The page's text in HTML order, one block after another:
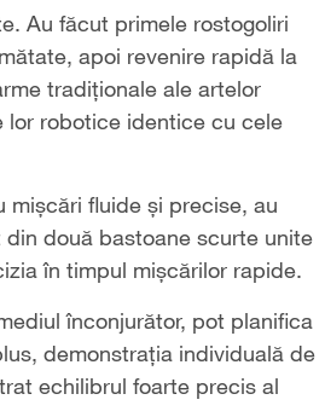
Au făcut primele rostogoliri
apoi revenire rapidă la
tradiționale ale artelor
lor robotice identice cu cele
fluide și precise, au
două bastoane scurte unite
în timpul mișcărilor rapide.
înconjurător, pot planifica
demonstrația individuală de
echilibrul foarte precis al